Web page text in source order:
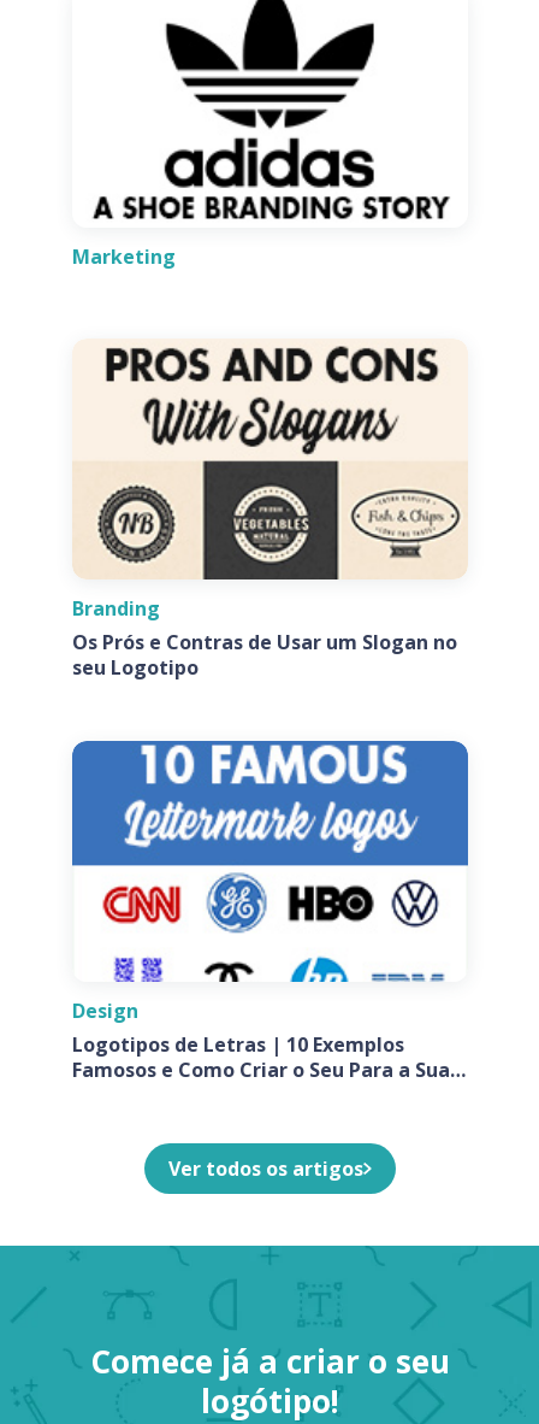
Marketing
Branding
Os Prós e Contras de Usar um Slogan no
seu Logotipo
Design
Logotipos de Letras | 10 Exemplos
Famosos e Como Criar o Seu Para a Sua
Ver todos os artigos
Comece já a criar o seu
logótipo!